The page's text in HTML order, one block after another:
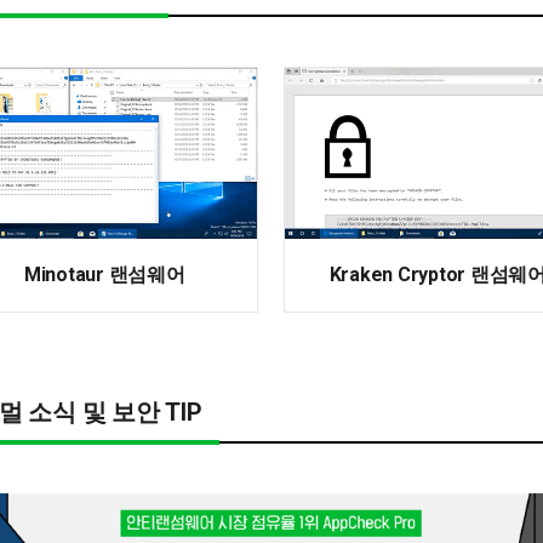
Minotaur 랜섬웨어 Kraken Cryptor 랜섬웨
소식 및 보안 TIP